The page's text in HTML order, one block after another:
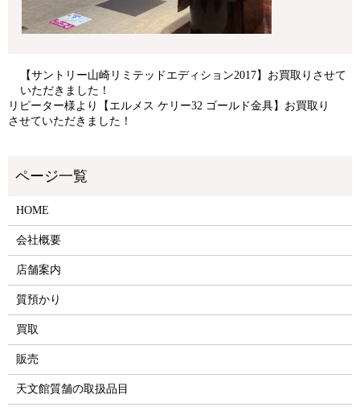
【サントリー山崎リミテッドエディション2017】お買取りさせて
いただきました！
リピーター様より【エルメス ケリー32 ゴールド金具】お買取り
させていただきました！
HOME
会社概要
店舗案内
質預かり
買取
販売
天文館質舗の取扱品目